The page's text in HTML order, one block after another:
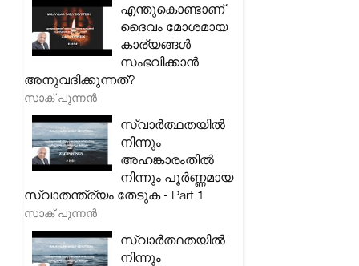
എന്തുകൊണ്ടാണ്
ദൈവം മോശമായ
കാര്യങ്ങൾ
സംഭവിക്കാൻ
അനുവദിക്കുന്നത്?
സാക് പുന്നൻ
സ്വാർത്ഥതയിൽ
നിന്നും
അഹങ്കാരംതിൽ
നിന്നും പൂർണ്ണമായ
സ്വാതന്ത്ര്യം തേടുക - Part 1
സാക് പുന്നൻ
സ്വാർത്ഥതയിൽ
നിന്നും